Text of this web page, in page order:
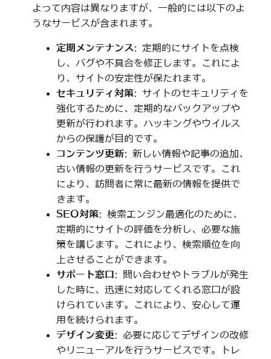
よって内容は異なりますが、一般的には以下のよ
うなサービスが含まれます。
定期メンテナンス: 定期的にサイトを点検
し、バグや不具合を修正します。これによ
り、サイトの安定性が保たれます。
セキュリティ対策: サイトのセキュリティを
強化するために、定期的なバックアップや
更新が行われます。ハッキングやウイルス
からの保護が目的です。
コンテンツ更新: 新しい情報や記事の追加、
古い情報の更新を行うサービスです。これ
により、訪問者に常に最新の情報を提供で
きます。
SEO対策: 検索エンジン最適化のために、
定期的にサイトの評価を分析し、必要な施
策を講じます。これにより、検索順位を向
上させることができます。
サポート窓口 : 問い合わせやトラブルが発生
した時に、迅速に対応してくれる窓口が設
けられています。これにより、安心して運
用を続けられます。
デザイン変更: 必要に応じてデザインの改修
やリニューアルを行うサービスです。トレ